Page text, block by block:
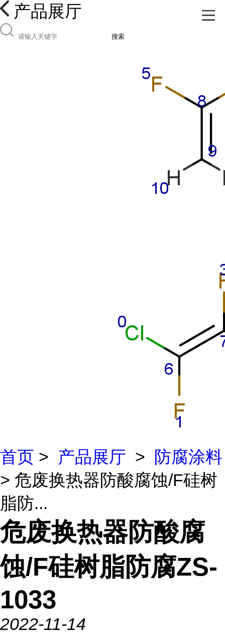
产品展厅
搜索
首页 > 产品展厅 >
防腐涂料
> 危废换热器防酸腐蚀/F硅树
脂防...
危废换热器防酸腐
蚀/F硅树脂防腐ZS-
1033
2022-11-14